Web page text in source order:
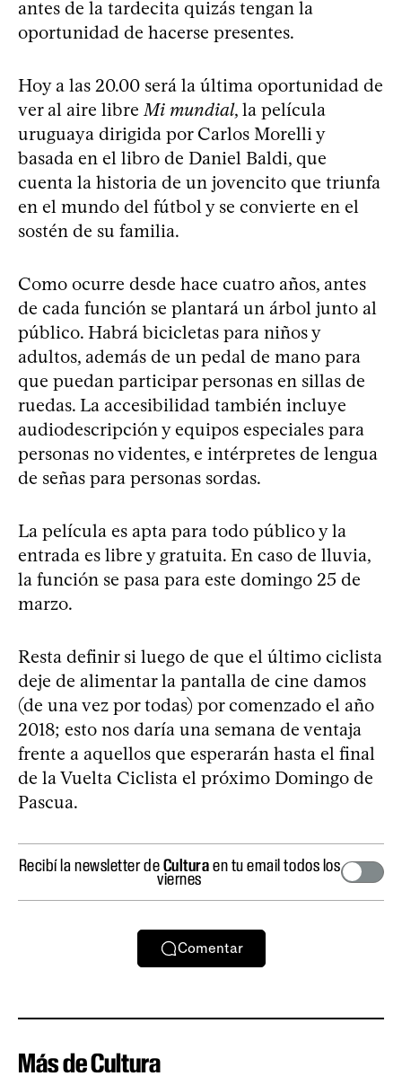
antes de la tardecita quizás tengan la
oportunidad de hacerse presentes.
Hoy a las 20.00 será la última oportunidad de
ver al aire libre Mi mundial, la película
uruguaya dirigida por Carlos Morelli y
basada en el libro de Daniel Baldi, que
cuenta la historia de un jovencito que triunfa
en el mundo del fútbol y se convierte en el
sostén de su familia.
Como ocurre desde hace cuatro años, antes
de cada función se plantará un árbol junto al
público. Habrá bicicletas para niños y
adultos, además de un pedal de mano para
que puedan participar personas en sillas de
ruedas. La accesibilidad también incluye
audiodescripción y equipos especiales para
personas no videntes, e intérpretes de lengua
de señas para personas sordas.
La película es apta para todo público y la
entrada es libre y gratuita. En caso de lluvia,
la función se pasa para este domingo 25 de
marzo.
Resta definir si luego de que el último ciclista
deje de alimentar la pantalla de cine damos
(de una vez por todas) por comenzado el año
2018; esto nos daría una semana de ventaja
frente a aquellos que esperarán hasta el final
de la Vuelta Ciclista el próximo Domingo de
Pascua.
Recibí la newsletter deCulturaen tu email todos los
viernes
Comentar
Más de Cultura